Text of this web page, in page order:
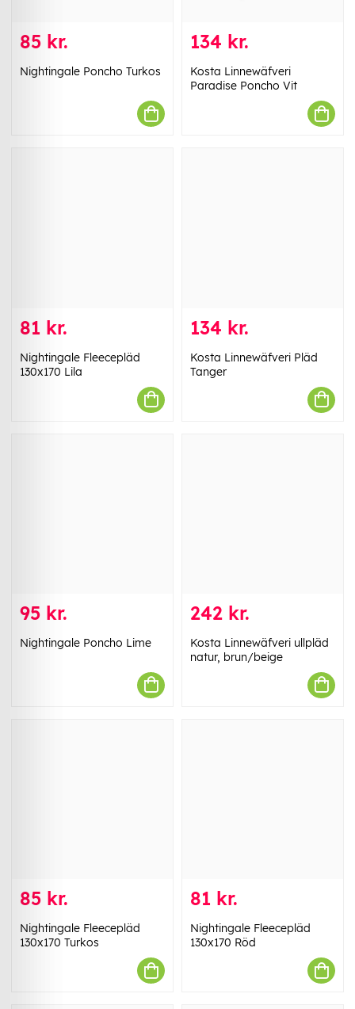
85 kr.
Nightingale Poncho Turkos
134 kr.
Kosta Linnewäfveri
Paradise Poncho Vit
81 kr.
Nightingale Fleecepläd
130x170 Lila
134 kr.
Kosta Linnewäfveri Pläd
Tanger
95 kr.
Nightingale Poncho Lime
242 kr.
Kosta Linnewäfveri ullpläd
natur, brun/beige
85 kr.
Nightingale Fleecepläd
130x170 Turkos
81 kr.
Nightingale Fleecepläd
130x170 Röd